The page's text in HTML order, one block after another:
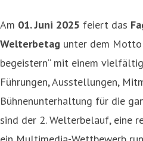
Am 01. Juni 2025 feiert das
Welterbetag unter dem Motto
begeistern“ mit einem
Führungen, Ausstellungen,
Bühnenunterhaltung für die
sind der 2. Welterbelauf, eine